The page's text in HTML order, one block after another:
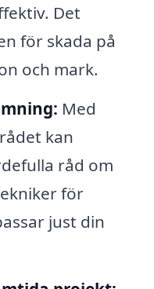
Det
för skada på
och mark.
Med
kan
råd om
för
just din